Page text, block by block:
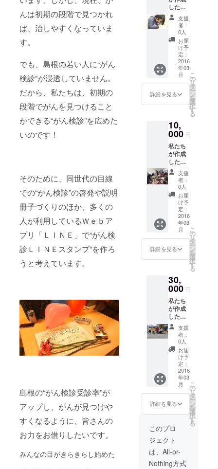
んは初期の段階で見つかれ
ば、治しやすくなっていま
す。
でも、島根の若い人に“がん
検診”が浸透していません。
だから、私たちは、初期の
段階でがんを見つけること
ができる“がん検診”を広めた
いのです！
そのために、同世代の目線
での“がん検診”の啓発や説明
冊子づくりのほか、多くの
人が利用しているＷｅｂア
プリ「ＬＩＮＥ」で“がん検
診ＬＩＮＥスタンプ”を作ろ
うと考えています。
島根の“がん検診受診率”が
アップし、がんが見つけや
すくなるように、皆さんの
お力をお借りしたいです。
みんなの目がきらきらし始めた
です。
で差し
上げま
す。
(LINEス
タンプ
は申請
に6か月
かかる
ため、9
月頃の
お届け
になる
診は
様々な
種類が
あり、
年齢に
よって
受ける
種類や
回数が
違いま
す。わ
かりに
くく、
いつ検
診した
のか忘
れてし
ます。
そのた
たちか
ら皆さ
んへ完
成した
LINEス
タンプ
のキャ
ラク
ターの
入った
検診
チェッ
ドをお
届けし
した、
がんの
予防方
法や検
診につ
いて書
かれた
冊子を
お届け
しま
す。 ま
た、
LINEを
使用し
方であ
れば、
LINEス
タンプ
を無料
で差し
上げま
す。
(LINEス
タンプ
は申請
に6か月
かかる
ため、9
月頃の
お届け
になる
診は
様々な
種類が
あり、
年齢に
よって
受ける
種類や
回数が
違いま
す。わ
かりに
くく、
いつ検
診した
のか忘
れてし
もあり
そのた
め、私
たちか
ら皆さ
支援
者：
0人
お届
け予
定：
2016
年03
月
詳細を見る
こ
の
リ
タ
ー
ン
を
選
択
す
る
10,
000 円
私たち
が作成
した、
がんの
予防方
法や検
診につ
いて書
かれた
冊子を
お届け
しま
す。 ま
た、
LINEを
使用し
方であ
れば、
LINEス
タンプ
を無料
で差し
上げま
す。
(LINEス
タンプ
は申請
に6か月
かかる
ため、9
月頃の
お届け
になる
がん検
診は
様々な
種類が
あり、
年齢に
支援
者：
0人
お届
け予
定：
2016
年03
月
詳細を見る
こ
の
リ
タ
ー
ン
を
選
択
す
る
30,
000 円
私たち
が作成
した、
がんの
予防方
法や検
診につ
いて書
かれた
冊子を
お届け
しま
す。 ま
た、
LINEを
使用し
ている
方であ
れば、
LINEス
タンプ
を無料
支援
者：
0人
お届
け予
定：
2016
年03
月
詳細を見る
こ
の
リ
タ
ー
ン
を
選
択
す
る
このプロ
ジェクト
は、All-or-
Nothing方式